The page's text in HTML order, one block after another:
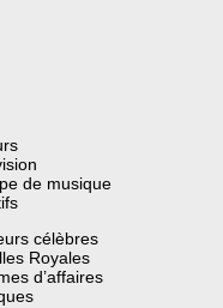
de musique
célèbres
Royales
d’affaires